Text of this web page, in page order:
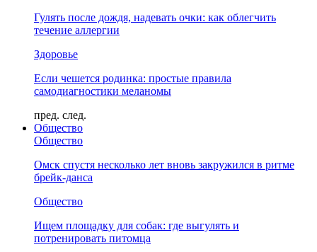
Гулять после дождя, надевать очки: как облегчить
течение аллергии
Здоровье
Если чешется родинка: простые правила
самодиагностики меланомы
пред. след.
Общество
Общество
Омск спустя несколько лет вновь закружился в ритме
брейк-данса
Общество
Ищем площадку для собак: где выгулять и
потренировать питомца